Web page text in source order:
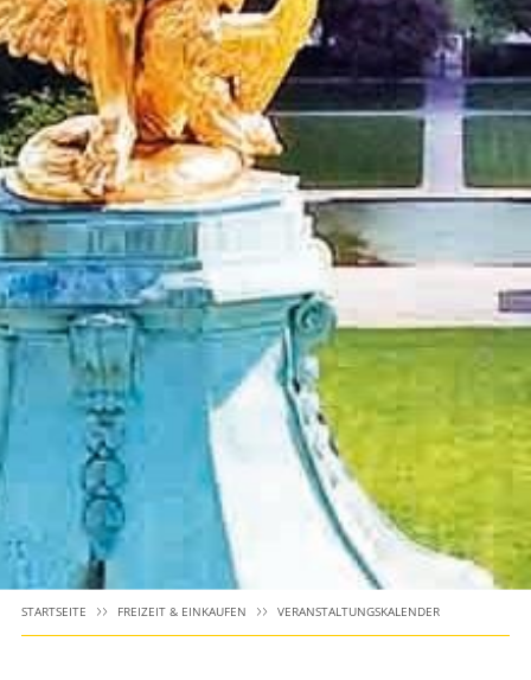
STARTSEITE FREIZEIT & EINKAUFEN VERANSTALTUNGSKALENDER